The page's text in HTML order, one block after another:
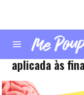
Mindset: a
aplicada às